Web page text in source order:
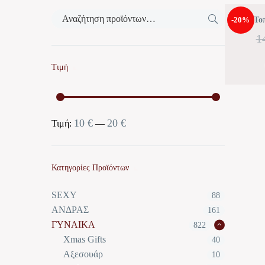
Τιμή
Ελάχιστη
Μέγιστη
Τιμή: 10 € — 20 €
Κατηγορίες Προϊόντων
SEXY 88
ΑΝΔΡΑΣ 161
ΓΥΝΑΙΚΑ 822
Xmas Gifts 40
Αξεσουάρ 10
-20%